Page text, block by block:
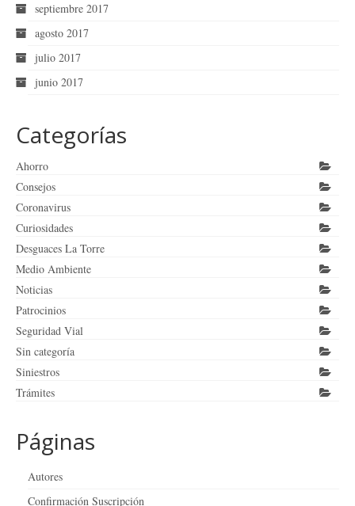
septiembre 2017
agosto 2017
julio 2017
junio 2017
Categorías
Ahorro
Consejos
Coronavirus
Curiosidades
Desguaces La Torre
Medio Ambiente
Noticias
Patrocinios
Seguridad Vial
Sin categoría
Siniestros
Trámites
Páginas
Autores
Confirmación Suscripción